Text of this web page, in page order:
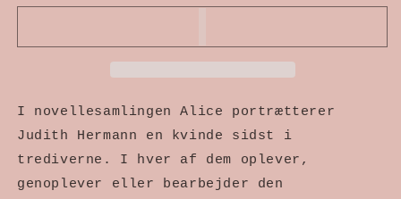
Alice
Alice
I novellesamlingen Alice portrætterer
Judith Hermann en kvinde sidst i
trediverne. I hver af dem oplever,
genoplever eller bearbejder den